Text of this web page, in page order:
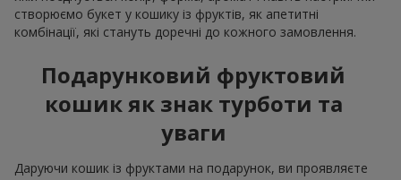
створюємо букет у кошику із фруктів, як апетитні
комбінації, які стануть доречні до кожного замовлення.
Подарунковий фруктовий
кошик як знак турботи та
уваги
Даруючи кошик із фруктами на подарунок, ви проявляєте